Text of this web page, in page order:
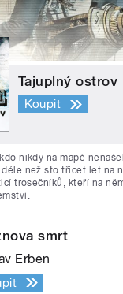
Tajuplný ostrov
Koupit
nikdy na mapě
než sto třicet let na
trosečníků, kteří na
smrt
Erben